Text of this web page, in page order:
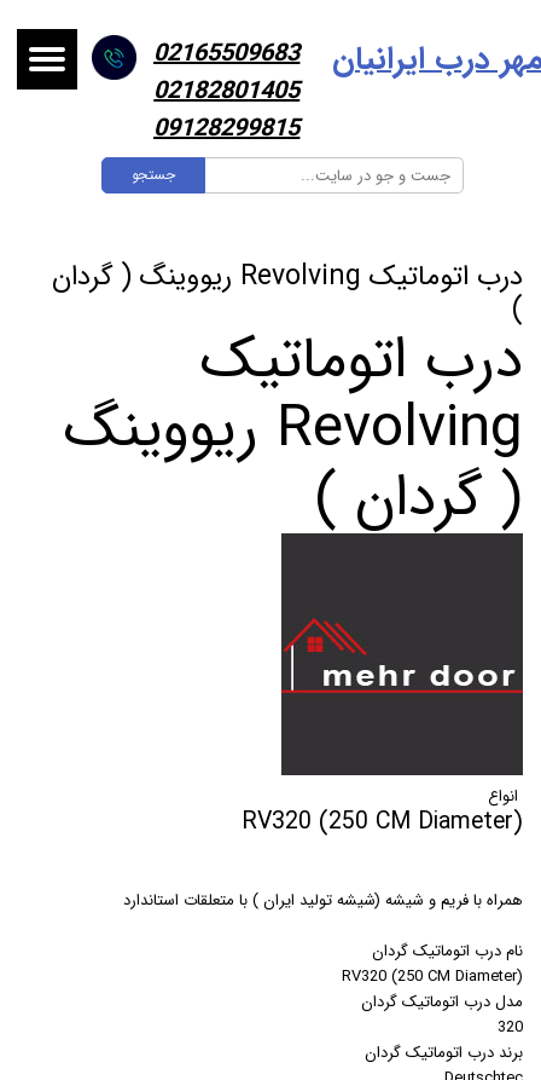
جستجو
درب ایرانیان
02165509683
02182801405
09128299815
درب اتوماتیک Revolving ریووینگ ( گردان
)
درب اتوماتیک
Revolving ریووینگ
( گردان )
انواع
(RV320 (250 CM Diameter
همراه با فريم و شيشه (شيشه توليد ايران ) با متعلقات استاندارد
نام درب اتوماتیک گردان
(RV320 (250 CM Diameter
مدل درب اتوماتیک گردان
320
برند درب اتوماتیک گردان